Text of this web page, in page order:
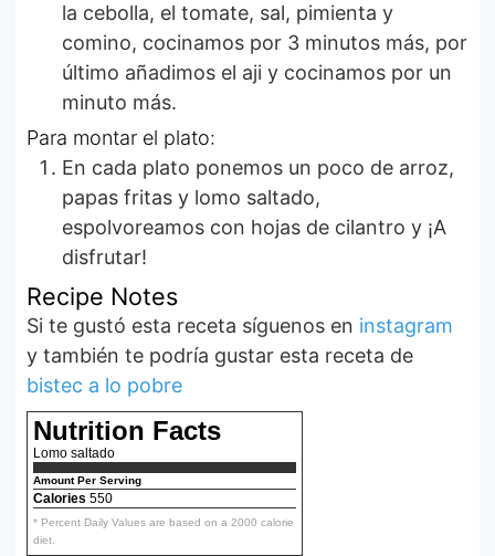
la cebolla, el tomate, sal, pimienta y
comino, cocinamos por 3 minutos más, por
último añadimos el aji y cocinamos por un
minuto más.
Para montar el plato:
En cada plato ponemos un poco de arroz,
papas fritas y lomo saltado,
espolvoreamos con hojas de cilantro y ¡A
disfrutar!
Recipe Notes
Si te gustó esta receta síguenos en instagram
y también te podría gustar esta receta de
bistec a lo pobre
Nutrition Facts
Lomo saltado
Amount Per Serving
Calories 550
* Percent Daily Values are based on a 2000 calorie
diet.